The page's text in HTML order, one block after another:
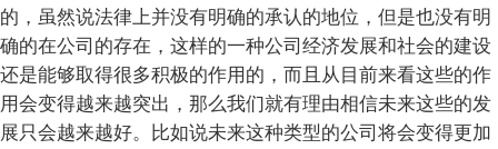
的，虽然说法律上并没有明确的承认的地位，但是也没有明
确的在公司的存在，这样的一种公司经济发展和社会的建设
还是能够取得很多积极的作用的，而且从目前来看这些的作
用会变得越来越突出，那么我们就有理由相信未来这些的发
展只会越来越好。比如说未来这种类型的公司将会变得更加